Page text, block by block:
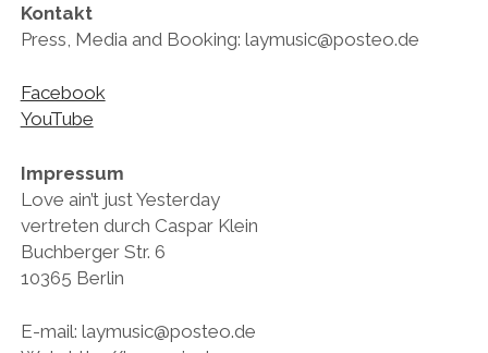
e
Kontakt
Press, Media and Booking: laymusic@posteo.de
Facebook
YouTube
Impressum
Love ain’t just Yesterday
vertreten durch Caspar Klein
Buchberger Str. 6
10365 Berlin
E-mail: laymusic@posteo.de